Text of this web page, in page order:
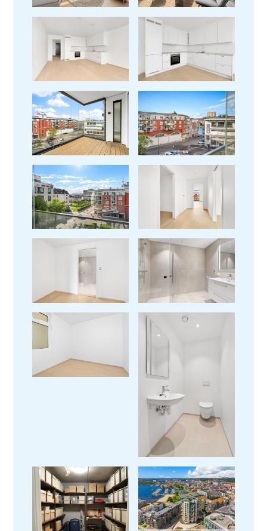
Se bilder fra leilighet
Se bilder fra leilighet
Se bilder fra leilighet
Se bilder fra leilighet
Se bilder fra leilighet
Se bilder fra leilighet
Se bilder fra leilighet
Se bilder fra leilighet